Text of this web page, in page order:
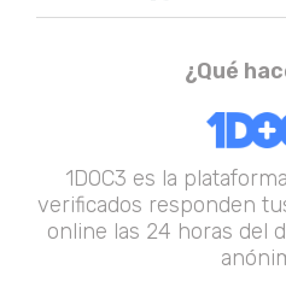
¿Qué
1DOC3 es la
verificados responden
online las 24 horas del